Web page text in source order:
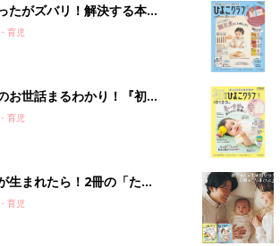
たがズバリ！解決する本
ラブ 秋号』 4カ月～2才
育児
お世話まるわかり！『初め
クラブ 夏号』〈巻頭大特
育児
生まれたら！2冊の「たま
育児